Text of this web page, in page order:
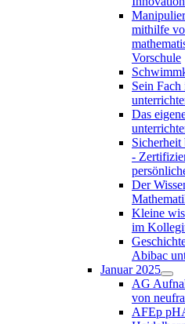
mithilfe
Vorschule
Sein Fach
Das
-
Der
Kleine
im
Abibac
Januar 2025
AG
von
AFEp